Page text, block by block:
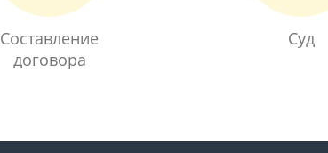
Составление
договора
Суд